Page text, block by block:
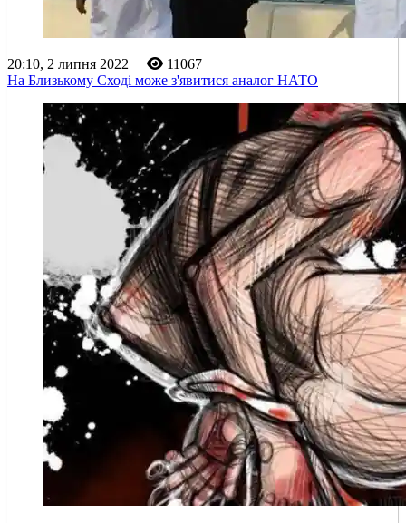
20:10, 2 липня 2022
11067
На Близькому Сході може з'явитися аналог НАТО